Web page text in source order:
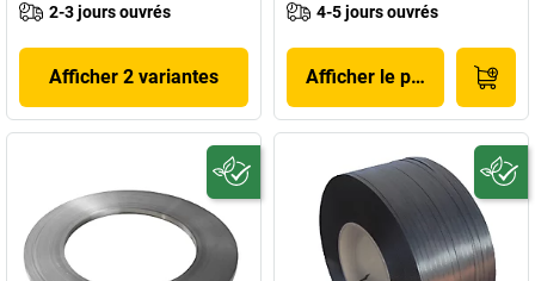
2-3 jours ouvrés
Afficher 2 variantes
4-5 jours ouvrés
Afficher le produit